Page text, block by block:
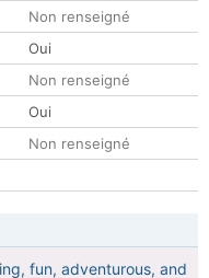
Non renseigné
Oui
Non renseigné
Oui
Non renseigné
fun, adventurous, and